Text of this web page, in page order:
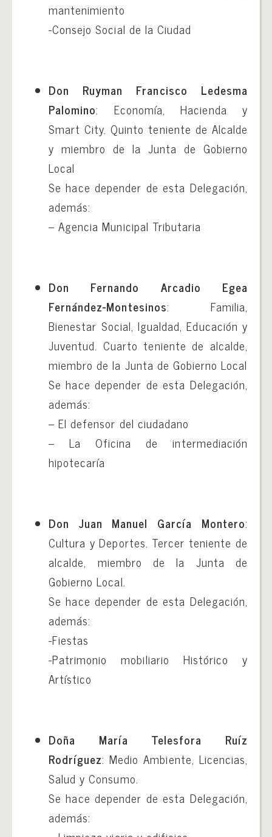
mantenimiento
-Consejo Social de la Ciudad
Don Ruyman Francisco Ledesma
Palomino: Economía, Hacienda y
Smart City. Quinto teniente de Alcalde
y miembro de la Junta de Gobierno
Local
Se hace depender de esta Delegación,
además:
– Agencia Municipal Tributaria
Don Fernando Arcadio Egea
Fernández-Montesinos: Familia,
Bienestar Social, Igualdad, Educación y
Juventud. Cuarto teniente de alcalde,
miembro de la Junta de Gobierno Local
Se hace depender de esta Delegación,
además:
– El defensor del ciudadano
– La Oficina de intermediación
hipotecaría
Don Juan Manuel García Montero:
Cultura y Deportes. Tercer teniente de
alcalde, miembro de la Junta de
Gobierno Local.
Se hace depender de esta Delegación,
además:
-Fiestas
-Patrimonio mobiliario Histórico y
Artístico
Doña María Telesfora Ruíz
Rodríguez: Medio Ambiente, Licencias,
Salud y Consumo.
Se hace depender de esta Delegación,
además: